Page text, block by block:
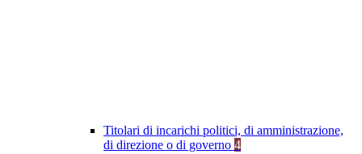
Titolari di incarichi politici, di amministrazione,
di direzione o di governo 4